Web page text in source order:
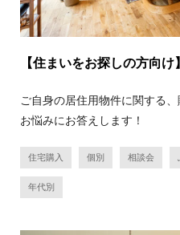
【住まいをお探しの方向
ご自身の居住用物件に関する
お悩みにお答えします！
住宅購入 個別 相談会
年代別